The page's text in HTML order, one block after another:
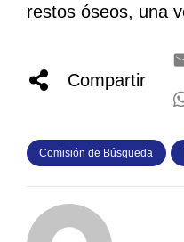
restos óseos, una
Compartir
Comisión de Búsqueda